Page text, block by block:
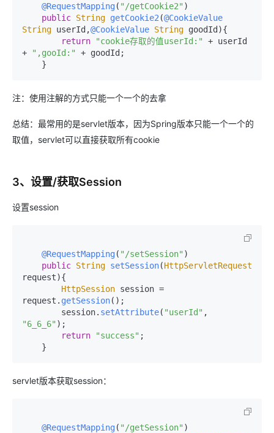
@RequestMapping ( "/getCookie2" )
public String getCookie2 (@CookieValue
String userId,@CookieValue String goodId ){
return
"cookie存取的值userId:"
+ userId
+
",gooId:"
+ goodId;
注：使用注解的方式只能一个一个的去拿
总结：最常用的是servlet版本，因为Spring版本只能一个一个的
取值，servlet可以直接获取所有cookie
3、设置/获取Session
设置session
@RequestMapping ( "/setSession" )
public String setSession(HttpServletRequest
request){
HttpSession session =
request. getSession();
        session.
setAttribute( "userId"
"6_6_6" );
return
"success" ;
servlet版本获取session：
@RequestMapping ( "/getSession" )